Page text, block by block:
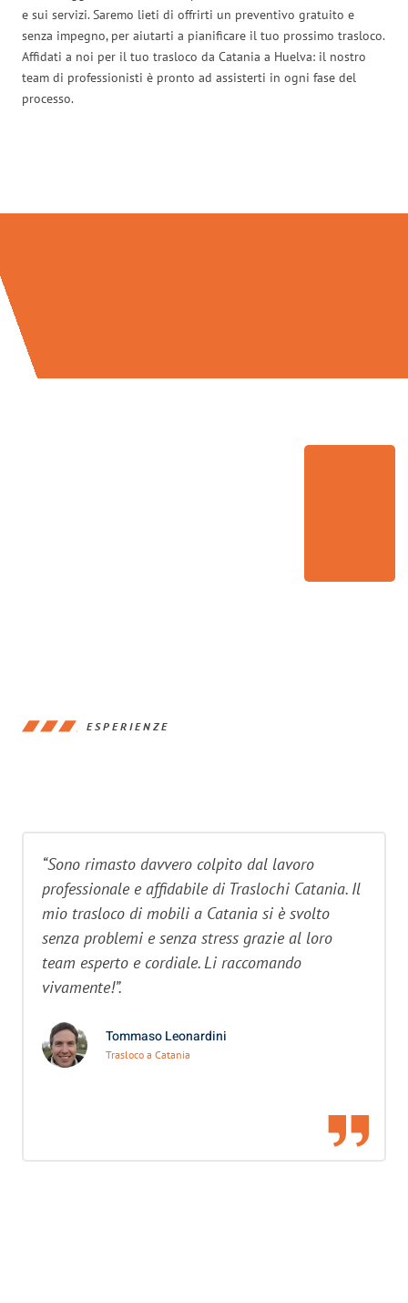
e sui servizi. Saremo lieti di offrirti un preventivo gratuito e
senza impegno, per aiutarti a pianificare il tuo prossimo trasloco.
Affidati a noi per il tuo trasloco da Catania a Huelva: il nostro
team di professionisti è pronto ad assisterti in ogni fase del
processo.
ESPERIENZE
“Sono rimasto davvero colpito dal lavoro
professionale e affidabile di Traslochi Catania. Il
mio trasloco di mobili a Catania si è svolto
senza problemi e senza stress grazie al loro
team esperto e cordiale. Li raccomando
vivamente!”.
Tommaso Leonardini
Trasloco a Catania